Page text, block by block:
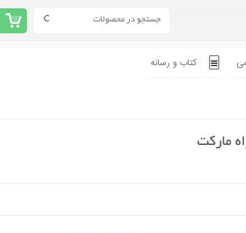
کتاب و رسانه
مارکت